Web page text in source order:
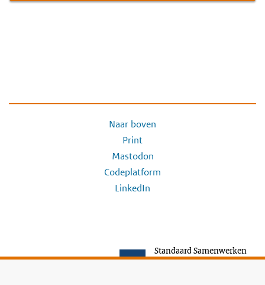
Naar boven
Print
Mastodon
Codeplatform
LinkedIn
Standaard Samenwerken